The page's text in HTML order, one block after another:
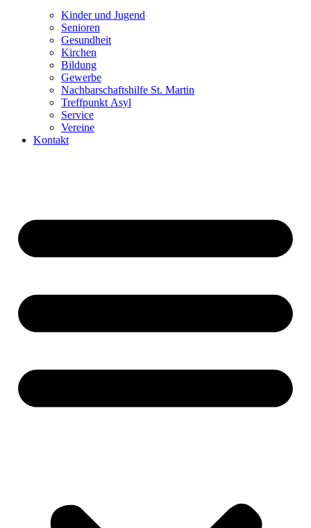
Kinder und Jugend
Senioren
Gesundheit
Kirchen
Bildung
Gewerbe
Nachbarschaftshilfe St. Martin
Treffpunkt Asyl
Service
Vereine
Kontakt